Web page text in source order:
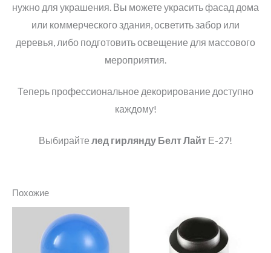
нужно для украшения. Вы можете украсить фасад дома
или коммерческого здания, осветить забор или
деревья, либо подготовить освещение для массового
мероприятия.
Теперь профессиональное декорирование доступно
каждому!
Выбирайте лед гирлянду Белт Лайт Е-27!
Похожие